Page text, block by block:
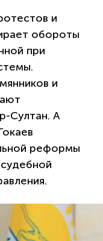
и
обороты
при
и
Султан. А
реформы